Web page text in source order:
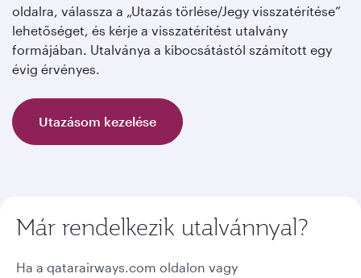
oldalra, válassza a „Utazás törlése/Jegy visszatérítése”
lehetőséget, és kérje a visszatérítést utalvány
formájában. Utalványa a kibocsátástól számított egy
évig érvényes.
Utazásom kezelése
Már rendelkezik utalvánnyal?
Ha a qatarairways.com oldalon vagy